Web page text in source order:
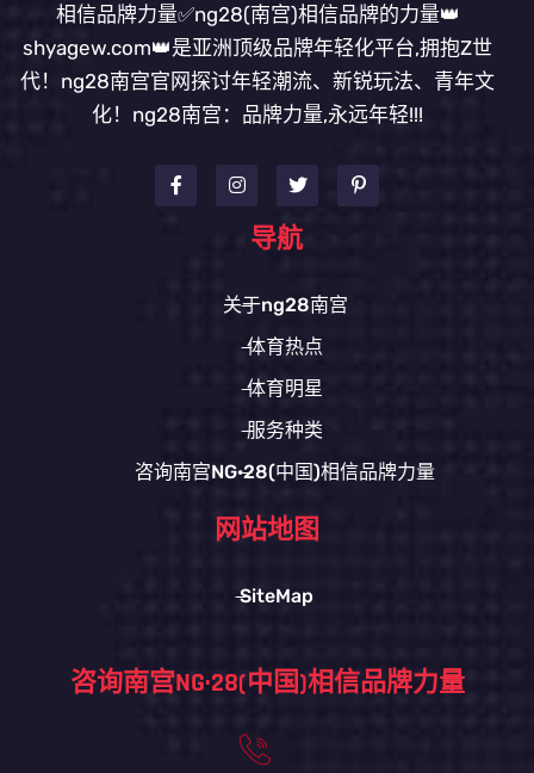
相信品牌力量✅ng28(南宫)相信品牌的力量👑
shyagew.com👑是亚洲顶级品牌年轻化平台,拥抱Z世
代！ng28南宫官网探讨年轻潮流、新锐玩法、青年文
化！ng28南宫：品牌力量,永远年轻!!!
导航
关于ng28南宫
体育热点
体育明星
服务种类
咨询南宫NG·28(中国)相信品牌力量
网站地图
SiteMap
咨询南宫NG·28(中国)相信品牌力量